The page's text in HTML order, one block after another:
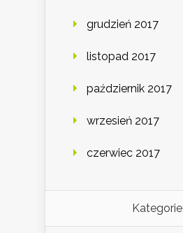
grudzień 2017
listopad 2017
październik 2017
wrzesień 2017
czerwiec 2017
Kategorie